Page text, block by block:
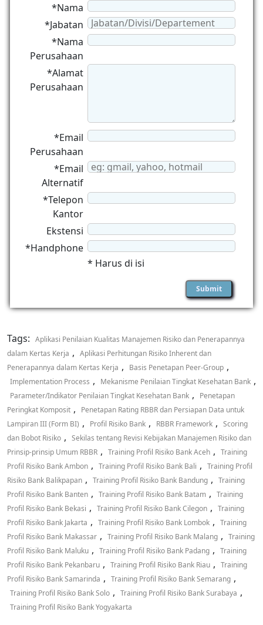
*Nama
*Jabatan
*Nama
Perusahaan
*Alamat
Perusahaan
*Email
Perusahaan
*Email
Alternatif
*Telepon
Kantor
Ekstensi
*Handphone
* Harus di isi
Tags: Aplikasi Penilaian Kualitas Manajemen Risiko dan Penerapannya
dalam Kertas Kerja , Aplikasi Perhitungan Risiko Inherent dan
Penerapannya dalam Kertas Kerja , Basis Penetapan Peer-Group ,
Implementation Process , Mekanisme Penilaian Tingkat Kesehatan Bank ,
Parameter/Indikator Penilaian Tingkat Kesehatan Bank ,
Penetapan
Peringkat Komposit ,
Penetapan Rating RBBR dan Persiapan Data untuk
Lampiran III (Form BI) , Profil Risiko Bank , RBBR Framework , Scoring
dan Bobot Risiko , Sekilas tentang Revisi Kebijakan Manajemen Risiko dan
Prinsip-prinsip Umum RBBR , Training Profil Risiko Bank Aceh , Training
Profil Risiko Bank Ambon , Training Profil Risiko Bank Bali , Training Profil
Risiko Bank Balikpapan , Training Profil Risiko Bank Bandung , Training
Profil Risiko Bank Banten , Training Profil Risiko Bank Batam , Training
Profil Risiko Bank Bekasi , Training Profil Risiko Bank Cilegon , Training
Profil Risiko Bank Jakarta , Training Profil Risiko Bank Lombok , Training
Profil Risiko Bank Makassar , Training Profil Risiko Bank Malang , Training
Profil Risiko Bank Maluku , Training Profil Risiko Bank Padang , Training
Profil Risiko Bank Pekanbaru , Training Profil Risiko Bank Riau , Training
Profil Risiko Bank Samarinda , Training Profil Risiko Bank Semarang ,
Training Profil Risiko Bank Solo , Training Profil Risiko Bank Surabaya ,
Training Profil Risiko Bank Yogyakarta